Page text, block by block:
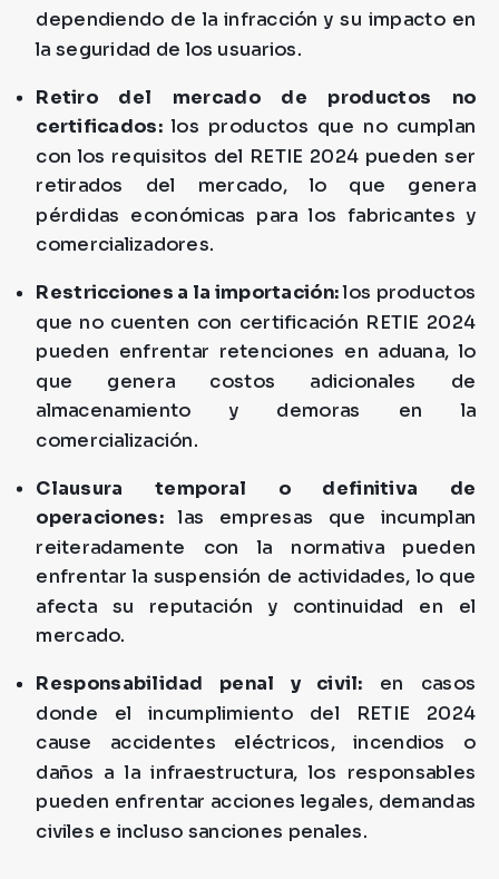
dependiendo de la infracción y su impacto en
la seguridad de los usuarios.
Retiro del mercado de productos no
certificados: los productos que no cumplan
con los requisitos del RETIE 2024 pueden ser
retirados del mercado, lo que genera
pérdidas económicas para los fabricantes y
comercializadores.
Restricciones a la importación: los productos
que no cuenten con certificación RETIE 2024
pueden enfrentar retenciones en aduana, lo
que genera costos adicionales de
almacenamiento y demoras en la
comercialización.
Clausura temporal o definitiva de
operaciones:
las empresas que incumplan
reiteradamente con la normativa pueden
enfrentar la suspensión de actividades, lo que
afecta su reputación y continuidad en el
mercado.
Responsabilidad penal y civil:
en casos
donde el incumplimiento del RETIE 2024
cause accidentes eléctricos, incendios o
daños a la infraestructura, los responsables
pueden enfrentar acciones legales, demandas
civiles e incluso sanciones penales.